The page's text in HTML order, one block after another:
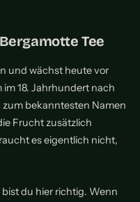
Tee
und wächst heute vor
im 18. Jahrhundert nach
bekanntesten Namen
Frucht zusätzlich
es eigentlich nicht,
du hier richtig. Wenn